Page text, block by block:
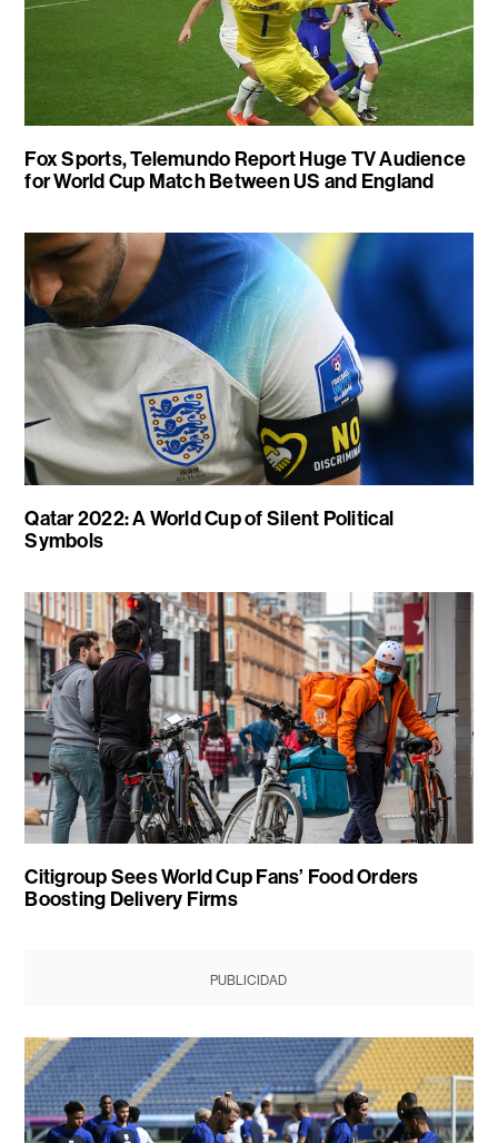
Fox Sports, Telemundo Report Huge TV Audience
for World Cup Match Between US and England
Qatar 2022: A World Cup of Silent Political
Symbols
Citigroup Sees World Cup Fans’ Food Orders
Boosting Delivery Firms
PUBLICIDAD